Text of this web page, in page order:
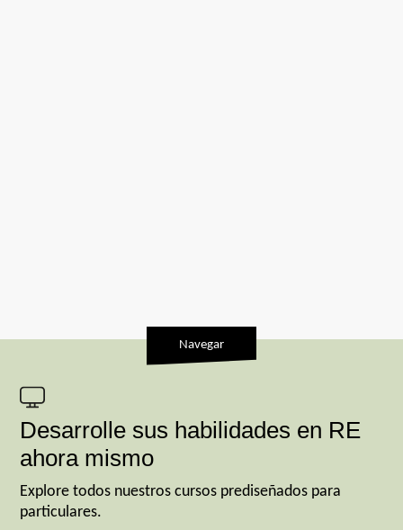
Navegar
Desarrolle sus habilidades en RE
ahora mismo
Explore todos nuestros cursos prediseñados para
particulares.